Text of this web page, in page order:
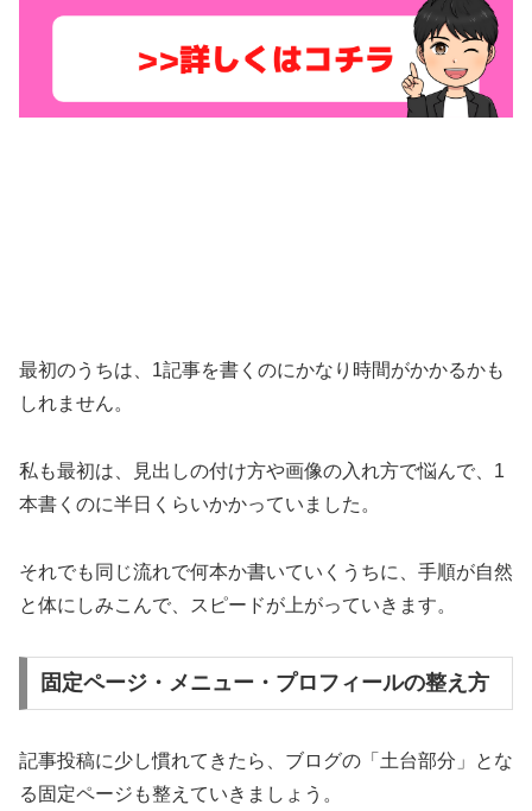
最初のうちは、1記事を書くのにかなり時間がかかるかも
しれません。
私も最初は、見出しの付け方や画像の入れ方で悩んで、1
本書くのに半日くらいかかっていました。
それでも同じ流れで何本か書いていくうちに、手順が自然
と体にしみこんで、スピードが上がっていきます。
固定ページ・メニュー・プロフィールの整え方
記事投稿に少し慣れてきたら、ブログの「土台部分」とな
る固定ページも整えていきましょう。